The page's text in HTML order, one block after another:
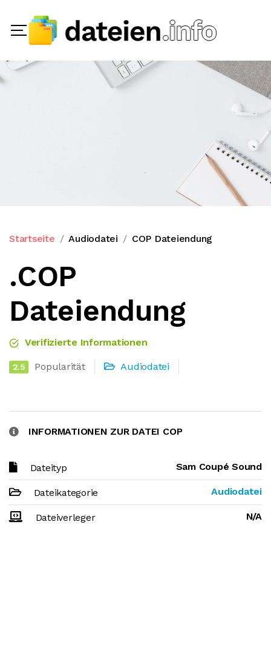
Startseite Audiodatei COP Dateiendung
.COP
Dateiendung
Verifizierte Informationen
2.5 Popularität Audiodatei
INFORMATIONEN ZUR DATEI COP
Dateityp Sam Coupé Sound
Dateikategorie Audiodatei
Dateiverleger N/A